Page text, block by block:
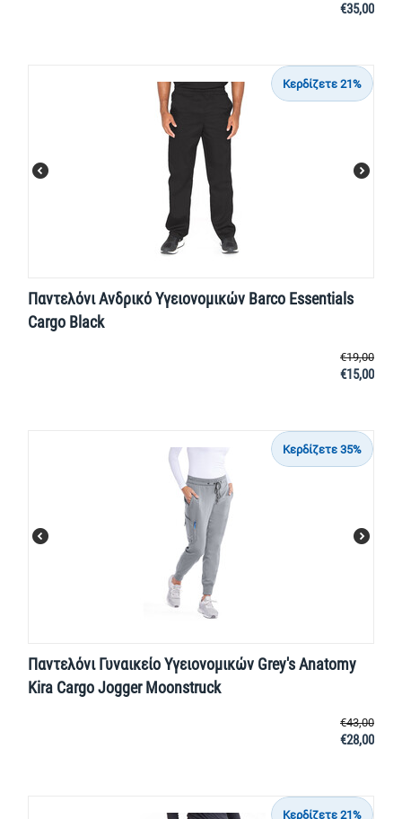
€35,00
Κερδίζετε 21%
Παντελόνι Ανδρικό Υγειονομικών Barco Essentials
Cargo Black
€19,00
€15,00
Κερδίζετε 35%
Παντελόνι Γυναικείο Υγειονομικών Grey's Anatomy
Kira Cargo Jogger Moonstruck
€43,00
€28,00
Κερδίζετε 21%